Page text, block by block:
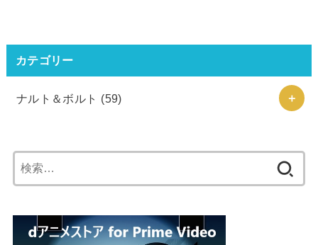
カテゴリー
ナルト＆ボルト (59)
索: